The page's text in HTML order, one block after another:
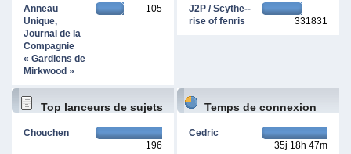
Anneau
Unique,
Journal de la
Compagnie
« Gardiens de
Mirkwood »
105
J2P / Scythe--
rise of fenris
331831
Top lanceurs de sujets
Chouchen
196
Temps de connexion
Cedric
35j 18h 47m